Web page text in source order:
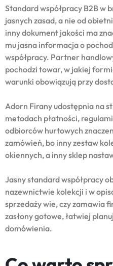
Standard współpracy B2B w
jasnych zasad, a nie od
inny dokument jakości ma
mu jasna informacja o
współpracy. Partner
pochodzi towar, w jakiej
warunki obowiązują przy
Adorn Firany udostępnia na
metodach płatności,
odbiorców hurtowych
zamówień, bo inny zestaw
okiennych, a inny sklep
Jasny standard współpracy
nazewnictwie kolekcji i w
sprzedaży wie, czy zamawia
zasłony gotowe, łatwiej
domówienia.